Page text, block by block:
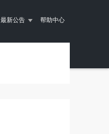
最新公告 帮助中心